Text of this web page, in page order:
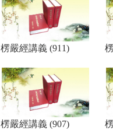
楞嚴經講義 (911)
楞嚴經講義 (907)